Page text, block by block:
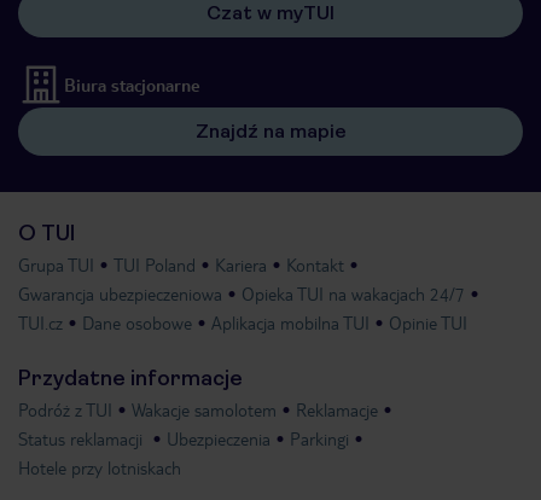
Czat w myTUI
Biura stacjonarne
Znajdź na mapie
O TUI
Grupa TUI TUI Poland Kariera
Kontakt
Gwarancja ubezpieczeniowa
Opieka TUI na wakacjach 24/7
TUI.cz
Dane osobowe Aplikacja mobilna TUI Opinie TUI
Przydatne informacje
Podróż z TUI Wakacje samolotem
Reklamacje
Status reklamacji
Ubezpieczenia
Parkingi
Hotele przy lotniskach